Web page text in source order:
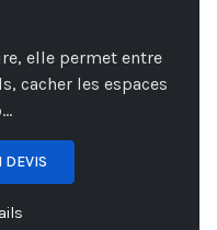
elle permet entre
cacher les espaces
DEVIS